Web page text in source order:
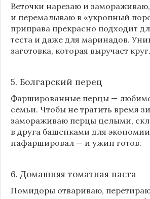
Веточки нарезаю и
и перемалываю в «укропный
приправа прекрасно подходит
теста и даже для маринадов.
заготовка, которая выручает
5. Болгарский перец
Фаршированные перцы —
семьи. Чтобы не тратить время
замораживаю перцы целыми,
в друга башенками для
нафаршировал — и ужин готов.
6. Домашняя томатная паста
Помидоры отвариваю,